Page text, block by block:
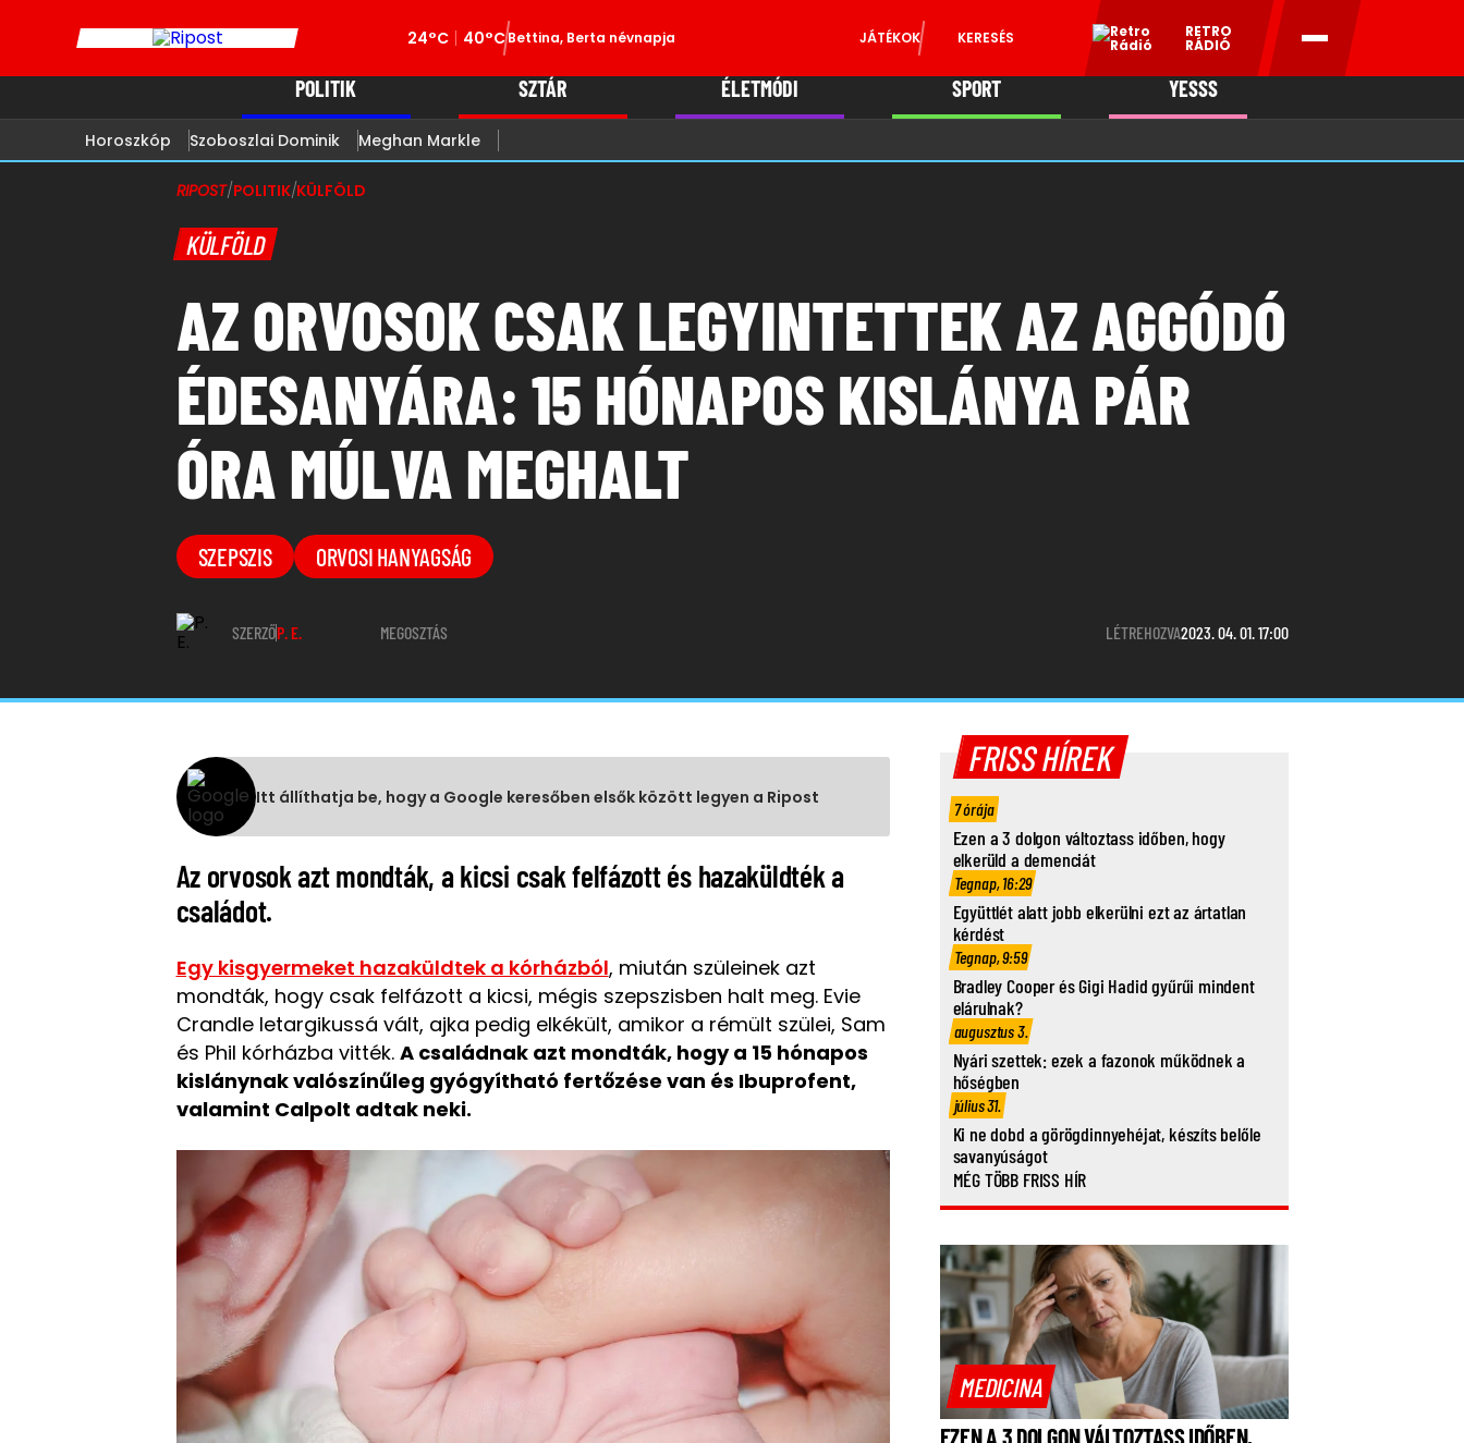
24°C 40°CBettina, Berta névnapja JÁTÉKOK KERESÉS RETRO
RÁDIÓ
POLITIK SZTÁR ÉLETMÓDI SPORT YESSS
Horoszkóp Szoboszlai Dominik Meghan Markle
RIPOST/POLITIK/KÜLFÖLD
KÜLFÖLD
AZ ORVOSOK CSAK LEGYINTETTEK AZ AGGÓDÓ
ÉDESANYÁRA: 15 HÓNAPOS KISLÁNYA PÁR
ÓRA MÚLVA MEGHALT
SZEPSZIS ORVOSI HANYAGSÁG
SZERZŐP. E. MEGOSZTÁS LÉTREHOZVA2023. 04. 01. 17:00
Itt állíthatja be, hogy a Google keresőben elsők között legyen a Ripost
Az orvosok azt mondták, a kicsi csak felfázott és hazaküldték a
családot.
Egy kisgyermeket hazaküldtek a kórházból, miután szüleinek azt
mondták, hogy csak felfázott a kicsi, mégis szepszisben halt meg. Evie
Crandle letargikussá vált, ajka pedig elkékült, amikor a rémült szülei, Sam
és Phil kórházba vitték. A családnak azt mondták, hogy a 15 hónapos
kislánynak valószínűleg gyógyítható fertőzése van és Ibuprofent,
valamint Calpolt adtak neki.
FRISS HÍREK
7 órája
Ezen a 3 dolgon változtass időben, hogy
elkerüld a demenciát
Tegnap, 16:29
Együttlét alatt jobb elkerülni ezt az ártatlan
kérdést
Tegnap, 9:59
Bradley Cooper és Gigi Hadid gyűrűi mindent
elárulnak?
augusztus 3.
Nyári szettek: ezek a fazonok működnek a
hőségben
július 31.
Ki ne dobd a görögdinnyehéjat, készíts belőle
savanyúságot
MÉG TÖBB FRISS HÍR
MEDICINA
EZEN A 3 DOLGON VÁLTOZTASS IDŐBEN,